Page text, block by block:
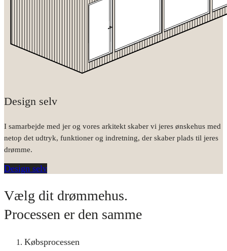
Design selv
I samarbejde med jer og vores arkitekt skaber vi jeres ønskehus med
netop det udtryk, funktioner og indretning, der skaber plads til jeres
drømme.
Design selv
Vælg dit drømmehus.
Processen er den samme
Købsprocessen